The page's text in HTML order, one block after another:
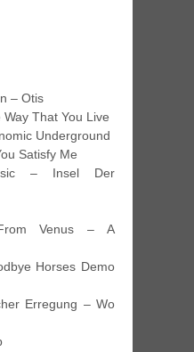
– Otis
That You Live
Underground
Satisfy Me
– Insel Der
Venus – A
Horses Demo
Erregung – Wo